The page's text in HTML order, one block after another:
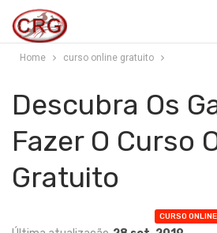
Home curso online gratuito
Descubra Os
Fazer O Curso
Gratuito
CURSO